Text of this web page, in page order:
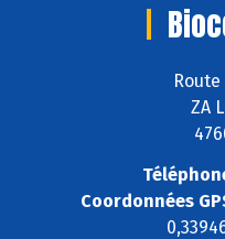
ZA
Coordonnées